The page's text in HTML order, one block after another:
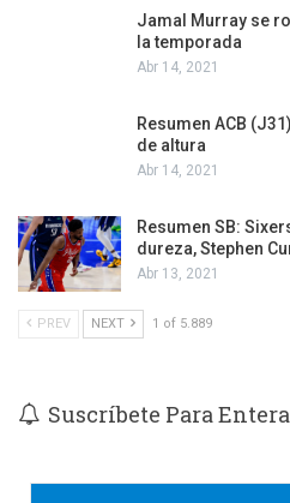
Jamal Murray se
la temporada
Abr 14, 2021
Resumen ACB
de altura
Abr 14, 2021
Resumen SB:
dureza, Stephen
Abr 13, 2021
PREV NEXT 1 of 5.889
Suscríbete Para